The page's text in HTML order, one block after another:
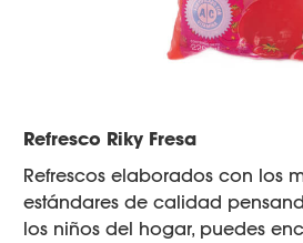
Refresco Riky Fresa
Refrescos elaborados con los
estándares de calidad
los niños del hogar, puedes